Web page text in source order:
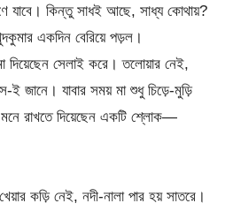
যাবে। কিন্তু সাধই আছে, সাধ্য কোথায়?
একদিন বেরিয়ে পড়ল।
দিয়েছেন সেলাই করে। তলোয়ার নেই,
ই জানে। যাবার সময় মা শুধু চিড়ে-মুড়ি
রাখতে দিয়েছেন একটি শ্লোক—
কড়ি নেই, নদী-নালা পার হয় সাতরে।